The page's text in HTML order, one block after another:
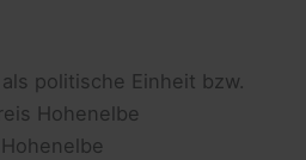
politische Einheit bzw.
Hohenelbe